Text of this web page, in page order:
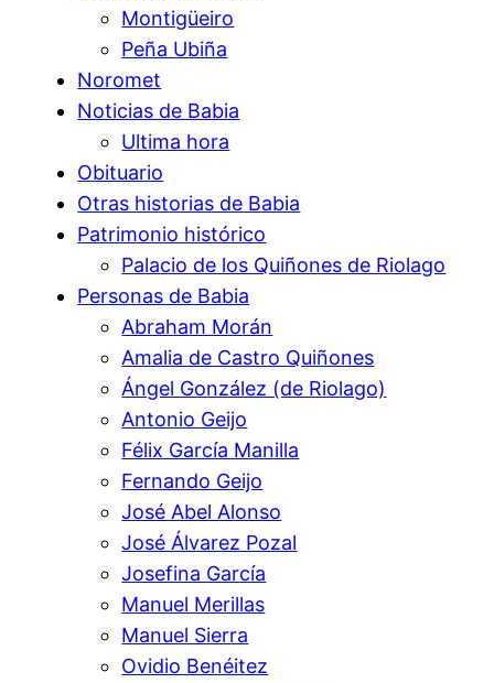
Montigüeiro
Peña Ubiña
Noromet
Noticias de Babia
Ultima hora
Obituario
Otras historias de Babia
Patrimonio histórico
Palacio de los Quiñones de Riolago
Personas de Babia
Abraham Morán
Amalia de Castro Quiñones
Ángel González (de Riolago)
Antonio Geijo
Félix García Manilla
Fernando Geijo
José Abel Alonso
José Álvarez Pozal
Josefina García
Manuel Merillas
Manuel Sierra
Ovidio Benéitez